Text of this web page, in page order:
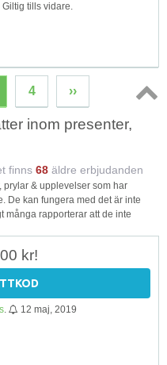
Giltig tills vidare.
4 ››
inom presenter,
finns 68 äldre erbjudanden
prylar & upplevelser som har
De kan fungera med det är inte
många rapporterar att de inte
kr!
12 maj, 2019